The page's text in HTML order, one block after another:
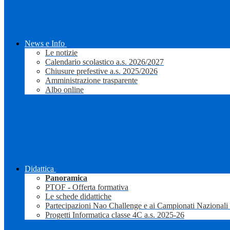
News e Info
Le notizie
Calendario scolastico a.s. 2026/2027
Chiusure prefestive a.s. 2025/2026
Amministrazione trasparente
Albo online
Didattica
Panoramica
PTOF - Offerta formativa
Le schede didattiche
Partecipazioni Nao Challenge e ai Campionati
Progetti Informatica classe 4C a.s. 2025-26